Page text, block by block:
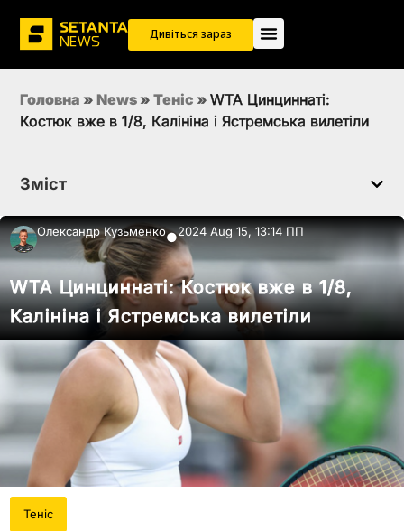
Дивіться зараз
Головна » News » Теніс » WTA Цинциннаті:
Костюк вже в 1/8, Калініна і Ястремська вилетіли
Зміст
Олександр Кузьменко●2024 Aug 15, 13:14 ПП
WTA Цинциннаті: Костюк вже в 1/8,
Калініна і Ястремська вилетіли
Теніс